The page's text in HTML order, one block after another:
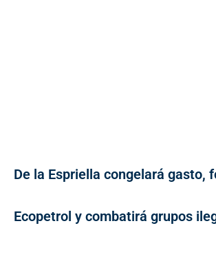
De la Espriella congelará gasto,
Ecopetrol y combatirá grupos